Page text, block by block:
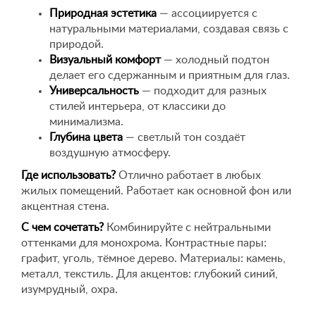
Природная эстетика — ассоциируется с
натуральными материалами, создавая связь с
природой.
Визуальный комфорт— холодный подтон
делает его сдержанным и приятным для глаз.
Универсальность — подходит для разных
стилей интерьера, от классики до
минимализма.
Глубина цвета — светлый тон создаёт
воздушную атмосферу.
Где использовать? Отлично работает в любых
жилых помещений. Работает как основной фон или
акцентная стена.
С чем сочетать? Комбинируйте с нейтральными
оттенками для монохрома. Контрастные пары:
графит, уголь, тёмное дерево. Материалы: камень,
металл, текстиль. Для акцентов: глубокий синий,
изумрудный, охра.